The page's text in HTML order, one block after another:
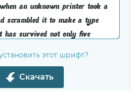
этот шрифт?
Скачать